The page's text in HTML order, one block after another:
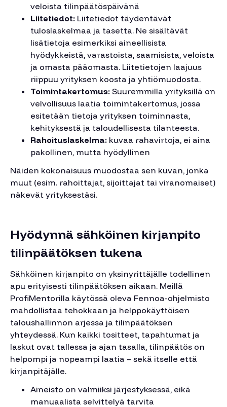
veloista tilinpäätöspäivänä
Liitetiedot: Liitetiedot täydentävät
tuloslaskelmaa ja tasetta. Ne sisältävät
lisätietoja esimerkiksi aineellisista
hyödykkeistä, varastoista, saamisista, veloista
ja omasta pääomasta. Liitetietojen laajuus
riippuu yrityksen koosta ja yhtiömuodosta.
Toimintakertomus: Suuremmilla yrityksillä on
velvollisuus laatia toimintakertomus, jossa
esitetään tietoja yrityksen toiminnasta,
kehityksestä ja taloudellisesta tilanteesta.
Rahoituslaskelma: kuvaa rahavirtoja, ei aina
pakollinen, mutta hyödyllinen
Näiden kokonaisuus muodostaa sen kuvan, jonka
muut (esim. rahoittajat, sijoittajat tai viranomaiset)
näkevät yrityksestäsi.
Hyödynnä sähköinen kirjanpito
tilinpäätöksen tukena
Sähköinen kirjanpito on yksinyrittäjälle todellinen
apu erityisesti tilinpäätöksen aikaan. Meillä
ProfiMentorilla käytössä oleva Fennoa-ohjelmisto
mahdollistaa tehokkaan ja helppokäyttöisen
taloushallinnon arjessa ja tilinpäätöksen
yhteydessä. Kun kaikki tositteet, tapahtumat ja
laskut ovat tallessa ja ajan tasalla, tilinpäätös on
helpompi ja nopeampi laatia – sekä itselle että
kirjanpitäjälle.
Aineisto on valmiiksi järjestyksessä, eikä
manuaalista selvittelyä tarvita